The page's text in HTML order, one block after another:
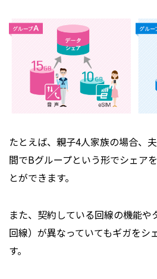
たとえば、親子4人家族の場合、
間でBグループという形でシェア
とができます。
また、契約している回線の機能
回線）が異なっていてもギガをシ
す。